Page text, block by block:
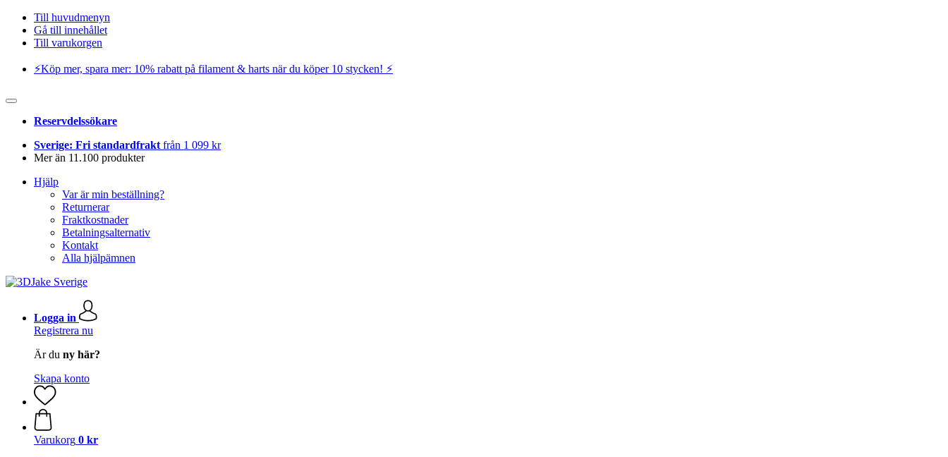
Till huvudmenyn
Gå till innehållet
Till varukorgen
⚡️Köp mer, spara mer: 10% rabatt på filament & harts när du köper 10 stycken! ⚡️
Reservdelssökare
Sverige: Fri standardfrakt från 1 099 kr
Mer än 11.100 produkter
Hjälp
Var är min beställning?
Returnerar
Fraktkostnader
Betalningsalternativ
Kontakt
Alla hjälpämnen
Logga in
Registrera nu
Är du ny här?
Skapa konto
Varukorg 0 kr